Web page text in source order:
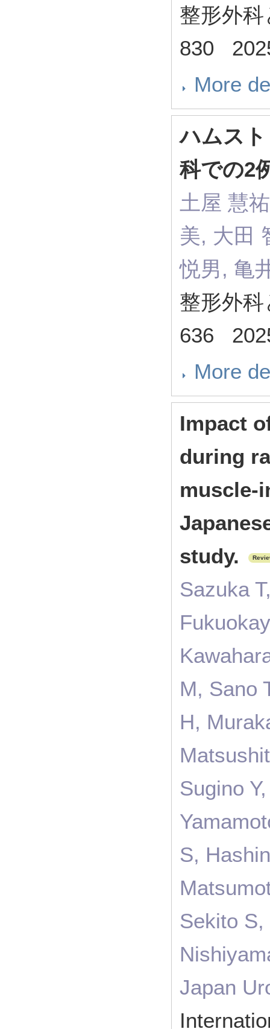
整形外
830
More
ハムス
科での2
土屋 慧
美, 大田
悦男, 亀
整形外
636
More
Impact
during
muscle-
study.
Sazuka
M, Sano
H,
Sugino
S,
Sekito
Japan